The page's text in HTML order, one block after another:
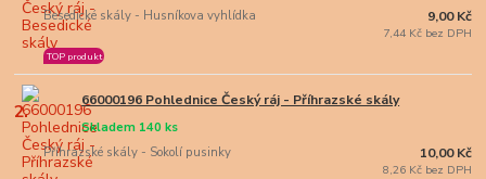
Besedické skály - Husníkova vyhlídka
TOP produkt
9,00 Kč
7,44 Kč bez DPH
2. 66000196 Pohlednice Český ráj - Příhrazské skály
Příhrazské skály - Sokolí pusinky
Skladem 140 ks
10,00 Kč
8,26 Kč bez DPH